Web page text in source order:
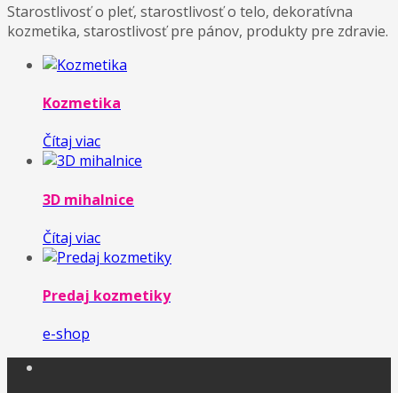
Starostlivosť o pleť, starostlivosť o telo, dekoratívna
kozmetika, starostlivosť pre pánov, produkty pre zdravie.
Kozmetika
Čítaj viac
3D mihalnice
Čítaj viac
Predaj kozmetiky
e-shop